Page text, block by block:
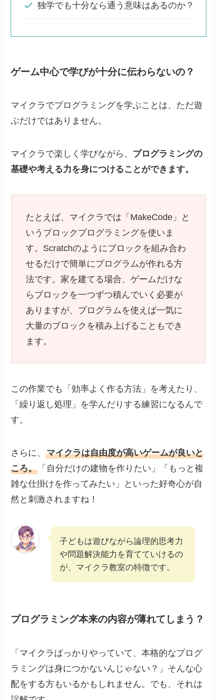
独学でも十分なら通う意味はあるのか？
ゲーム中心で学びが十分に伝わらないの？
マイクラでプログラミングを学ぶことは、ただ遊
ぶだけではありません。
マイクラで楽しく学びながら、 プログラミングの
基礎や考える力を身につけることができます。
たとえば、マイクラでは「MakeCode」と
いうブロックプログラミングを使いま
す。Scratchのようにブロックを組み合わ
せるだけで簡単にプログラムが作れる方
法です。家を建てる場合、ゲームだけな
らブロックを一つずつ積んでいく必要が
ありますが、プログラムを使えば一気に
大量のブロックを積み上げることもでき
ます。
この作業でも「効率よく作る方法」を考えたり、
「繰り返し処理」を学んだりする練習になるんで
す。
さらに、マイクラは自由度が高いゲームが良いと
ころ。 「自分だけの建物を作りたい」「もっと複
雑な仕掛けを作ってみたい」といった好奇心が自
然と刺激されますね！
子どもは遊びながら論理的思考力
や問題解決能力を育てていけるの
が、マイクラ教室の特徴です。
プログラミング本来の内容が薄れてしまう？
「マイクラばっかりやっていて、本格的なプログ
ラミングは身につかないんじゃない？」そんな心
配をする方もいるかもしれません。でも、それは